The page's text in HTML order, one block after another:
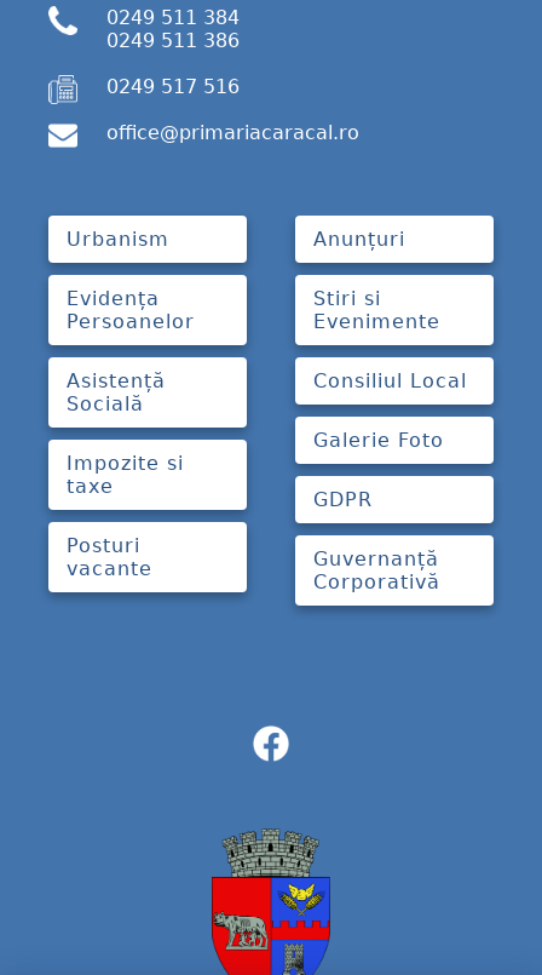
0249 511 384
0249 511 386
0249 517 516
office@primariacaracal.ro
Urbanism
Evidența
Persoanelor
Asistență
Socială
Impozite si
taxe
Posturi
vacante
Anunțuri
Stiri si
Evenimente
Consiliul Local
Galerie Foto
GDPR
Guvernanță
Corporativă